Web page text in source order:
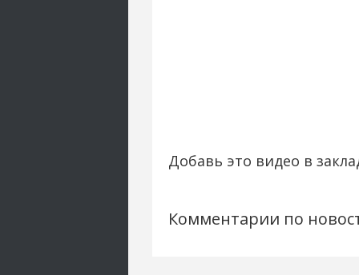
Добавь это видео в
Комментарии по